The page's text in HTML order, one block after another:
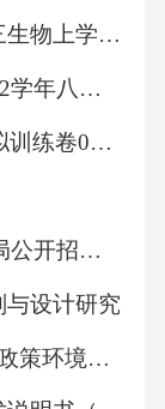
中可能会
影响机械
壤造成压
。生态影
态造成一
物栖息地
设备在操
造成机械
园项目中
辽宁省大连市朝鲜族学校高三生物上学期摸底试题含解析
专题05 图形的平移-2021-2022学年八年级数学下学期期末考试好题汇编（北师大版）（解析版）
备战2021年中考物理压轴模拟训练卷01 （海南专用）（解析版）
2023年10月广西崇左市统计局公开招聘编外人员3人笔试历年难易错点考题荟萃附带答案详解
设计研究
2025-2030商业航天产业发展政策环境与市场增长空间报告